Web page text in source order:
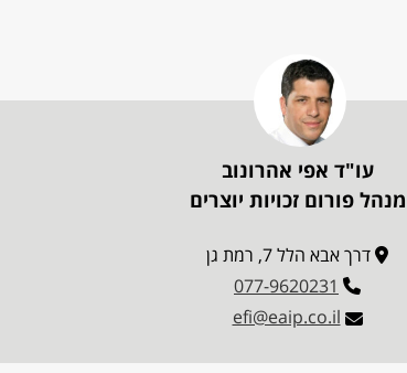
עו"ד אפי אהרונוב
מנהל פורום זכויות יוצרים
דרך אבא הלל 7, רמת גן
077-9620231
efi@eaip.co.il